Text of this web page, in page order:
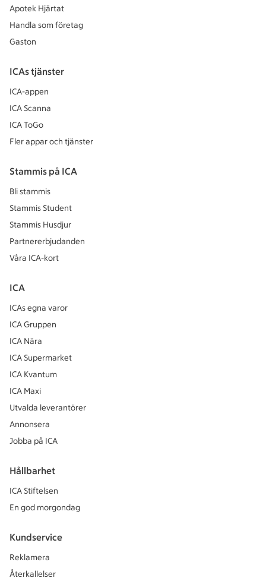
Apotek Hjärtat
Handla som företag
Gaston
ICAs tjänster
ICA-appen
ICA Scanna
ICA ToGo
Fler appar och tjänster
Stammis på ICA
Bli stammis
Stammis Student
Stammis Husdjur
Partnererbjudanden
Våra ICA-kort
ICA
ICAs egna varor
ICA Gruppen
ICA Nära
ICA Supermarket
ICA Kvantum
ICA Maxi
Utvalda leverantörer
Annonsera
Jobba på ICA
Hållbarhet
ICA Stiftelsen
En god morgondag
Kundservice
Reklamera
Återkallelser